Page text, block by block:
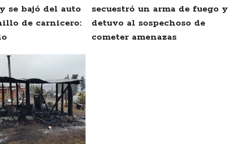
se bajó del auto
de carnicero:
secuestró un arma de fuego y
detuvo al sospechoso de
cometer amenazas